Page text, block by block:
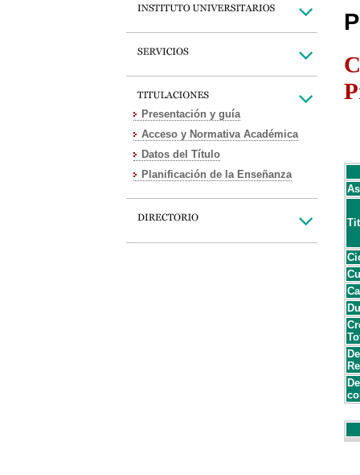
Presentación y guía
Acceso y Normativa Académica
Datos del Título
Planificación de la Enseñanza